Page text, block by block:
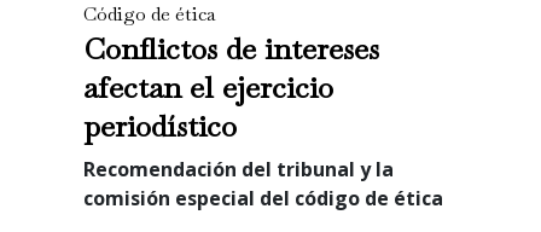
Código de ética
Conflictos de intereses
afectan el ejercicio
periodístico
Recomendación del tribunal y la
comisión especial del código de ética